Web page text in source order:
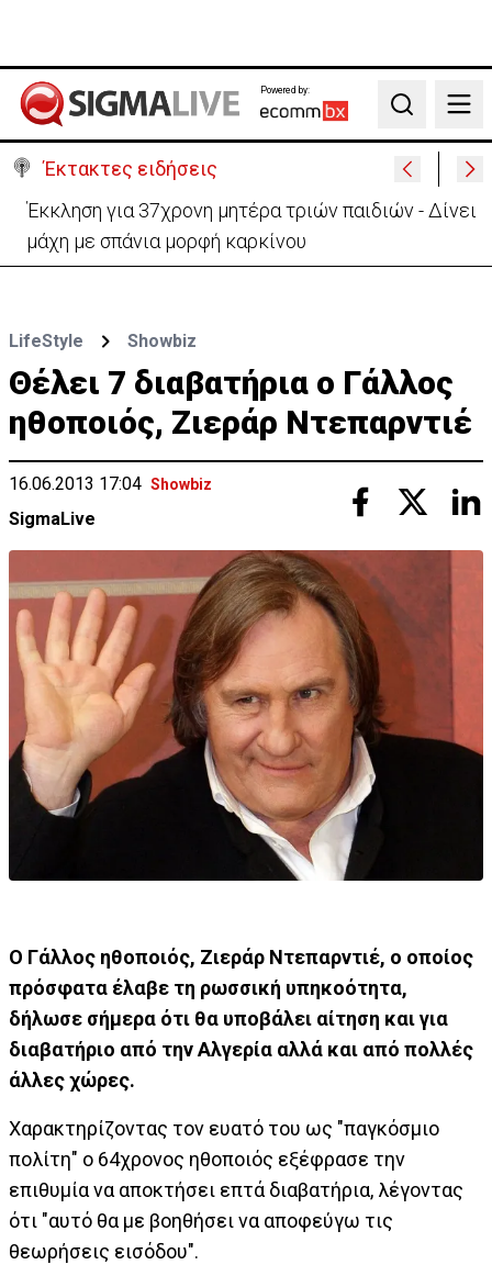
Powered by:
Search
Έκτακτες ειδήσεις
Γερμανία: Συγκρούστηκαν δύο τραμ - Τουλάχιστον
25 τραυματίες, οι 7 σοβαρά
LifeStyle Showbiz
Θέλει 7 διαβατήρια ο Γάλλος
ηθοποιός, Ζιεράρ Ντεπαρντιέ
16.06.2013 17:04 Showbiz
SigmaLive
Ο Γάλλος ηθοποιός, Ζιεράρ Ντεπαρντιέ, ο οποίος
πρόσφατα έλαβε τη ρωσσική υπηκοότητα,
δήλωσε σήμερα ότι θα υποβάλει αίτηση και για
διαβατήριο από την Αλγερία αλλά και από πολλές
άλλες χώρες.
Χαρακτηρίζοντας τον ευατό του ως "παγκόσμιο
πολίτη" ο 64χρονος ηθοποιός εξέφρασε την
επιθυμία να αποκτήσει επτά διαβατήρια, λέγοντας
ότι "αυτό θα με βοηθήσει να αποφεύγω τις
θεωρήσεις εισόδου".